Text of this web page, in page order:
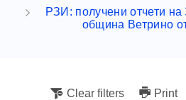
РЗИ: получени отчети
община Ветрино
Clear filters Print